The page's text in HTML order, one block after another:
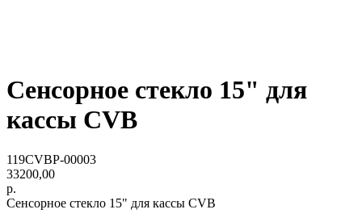
Сенсорное стекло 15" для
кассы CVB
119CVBP-00003
33200,00
р.
Сенсорное стекло 15" для кассы CVB